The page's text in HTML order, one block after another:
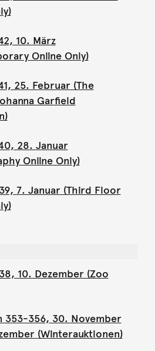
10. März
Online Only)
25. Februar (The
Garfield
28. Januar
Online Only)
7. Januar (Third Floor
10. Dezember (Zoo
353-356, 30. November
(Winterauktionen)